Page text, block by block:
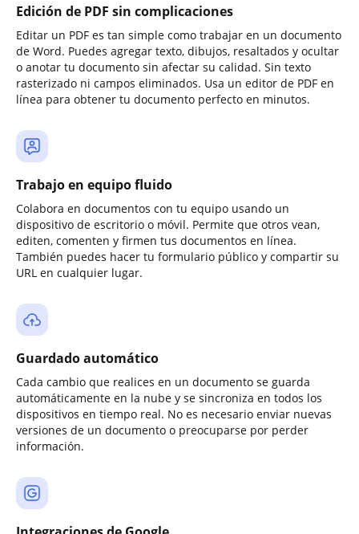
Edición de PDF sin complicaciones
Editar un PDF es tan simple como trabajar en un documento
de Word. Puedes agregar texto, dibujos, resaltados y ocultar
o anotar tu documento sin afectar su calidad. Sin texto
rasterizado ni campos eliminados. Usa un editor de PDF en
línea para obtener tu documento perfecto en minutos.
Trabajo en equipo fluido
Colabora en documentos con tu equipo usando un
dispositivo de escritorio o móvil. Permite que otros vean,
editen, comenten y firmen tus documentos en línea.
También puedes hacer tu formulario público y compartir su
URL en cualquier lugar.
Guardado automático
Cada cambio que realices en un documento se guarda
automáticamente en la nube y se sincroniza en todos los
dispositivos en tiempo real. No es necesario enviar nuevas
versiones de un documento o preocuparse por perder
información.